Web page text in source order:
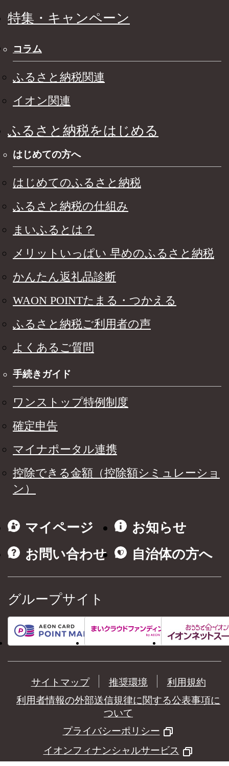
特集・キャンペーン
コラム
ふるさと納税関連
イオン関連
ふるさと納税をはじめる
はじめての方へ
はじめてのふるさと納税
ふるさと納税の仕組み
まいふるとは？
メリットいっぱい 早めのふるさと納税
かんたん返礼品診断
WAON POINTたまる・つかえる
ふるさと納税ご利用者の声
よくあるご質問
手続きガイド
ワンストップ特例制度
確定申告
マイナポータル連携
控除できる金額（控除額シミュレーショ
ン）
マイページ
お知らせ
お問い合わせ
自治体の方へ
グループサイト
サイトマップ 推奨環境
利用規約
利用者情報の外部送信規律に関する公表事項に
ついて
プライバシーポリシー
イオンフィナンシャルサービス